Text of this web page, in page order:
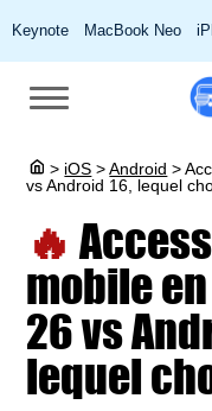
Keynote MacBook Neo
> iOS > Android >
vs Android 16, lequel
🔥
mobile
26 vs
lequel